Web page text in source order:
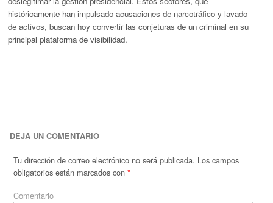
históricamente han impulsado acusaciones de narcotráfico y lavado
de activos, buscan hoy convertir las conjeturas de un criminal en su
principal plataforma de visibilidad.
DEJA UN COMENTARIO
Tu dirección de correo electrónico no será publicada. Los campos
obligatorios están marcados con*
Comentario